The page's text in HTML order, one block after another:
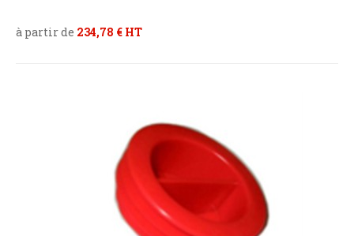
à partir de 234,78 € HT